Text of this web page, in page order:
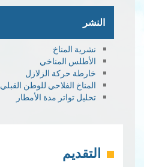
النشر
نشرية المناخ
الأطلس المناخي
خارطة حركة الزلازل
المناخ الفلاحي للوطن القبلي
تحليل تواتر مدة الأمطار
التقديم